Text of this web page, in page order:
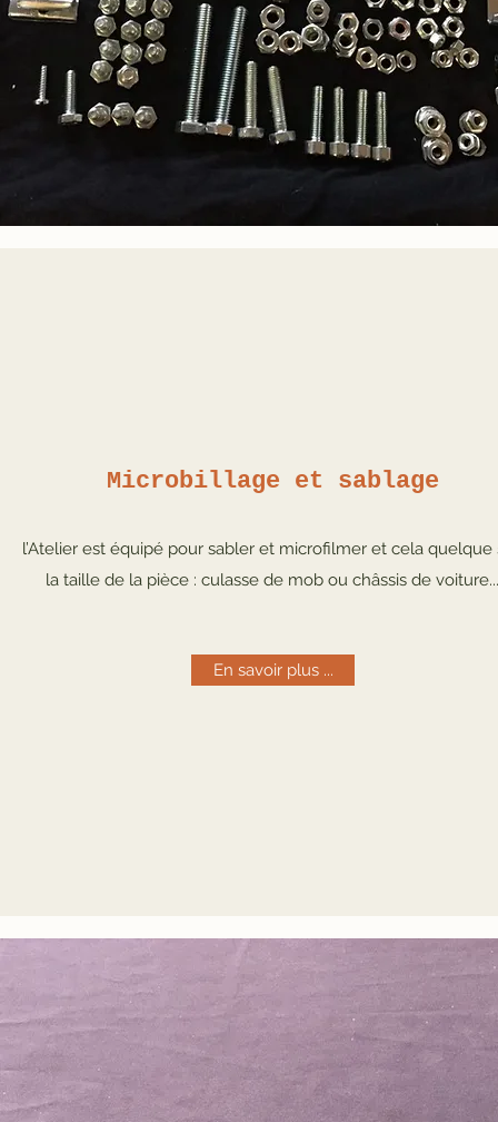
Microbillage et sablage
l’Atelier est équipé pour sabler et microfilmer et cela quelque
la taille de la pièce : culasse de mob ou châssis de voiture...
En savoir plus ...